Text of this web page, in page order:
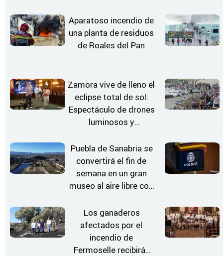
Aparatoso incendio de
una planta de residuos
de Roales del Pan
Zamora vive de lleno el
eclipse total de sol:
Espectáculo de drones
luminosos y
Estrellas
Puebla de Sanabria se
convertirá el fin de
semana en un gran
museo al aire libre con
Los ganaderos
afectados por el
incendio de
Fermoselle recibirán